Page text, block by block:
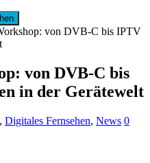
von DVB-C bis IPTV
von DVB-C bis
in der Gerätewelt
, Digitales Fernsehen, News 0